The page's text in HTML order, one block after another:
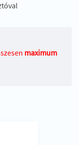
maximum